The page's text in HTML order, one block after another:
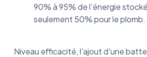
90% à 95% de l'énergie
seulement 50% pour le plomb.
Niveau efficacité, l'ajout d'une